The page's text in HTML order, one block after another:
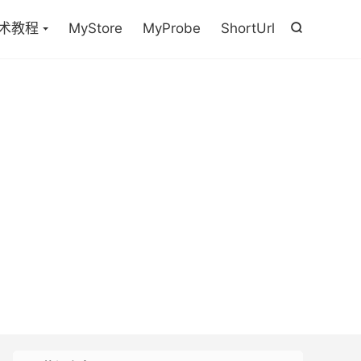

教程 MyStore MyProbe ShortUrl